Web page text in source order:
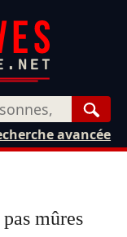
avancée
mûres